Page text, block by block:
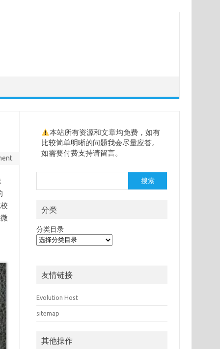
本站所有资源和文章均免费，如有
比较简单明晰的问题我会尽量应答。
如需要付费支持请留言。
索
搜索
分类
分类目录
友情链接
Evolution Host
sitemap
其他操作